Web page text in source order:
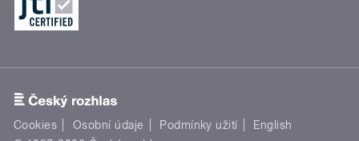
Cookies Osobní údaje Podmínky užití
English